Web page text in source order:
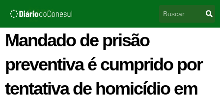
para
conteúdo
Mandado de prisão
preventiva é cumprido por
tentativa de homicídio em